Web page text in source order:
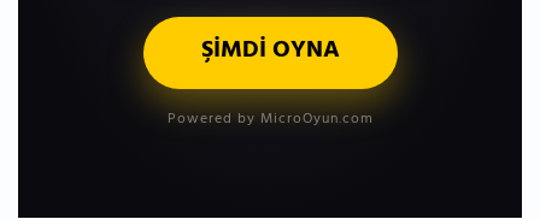
ŞİMDİ OYNA
Powered by MicroOyun.com